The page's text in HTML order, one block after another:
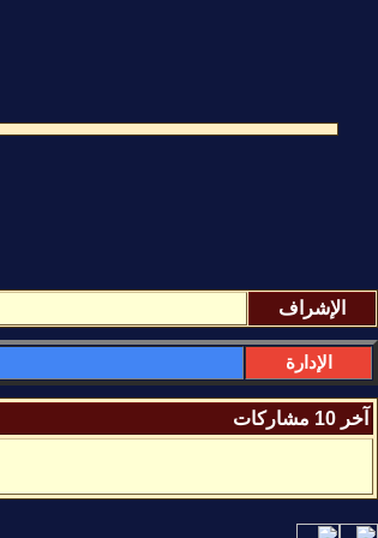
الإشراف
الإدارة
آخر 10 مشاركات